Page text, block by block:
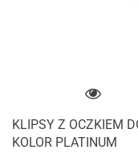
KLIPSY Z OCZKIEM
KOLOR PLATINUM